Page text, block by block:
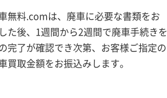
無料.comは、廃車に必要な書類をお
た後、1週間から2週間で廃車手続きを
完了が確認でき次第、お客様ご指定の
買取金額をお振込みします。